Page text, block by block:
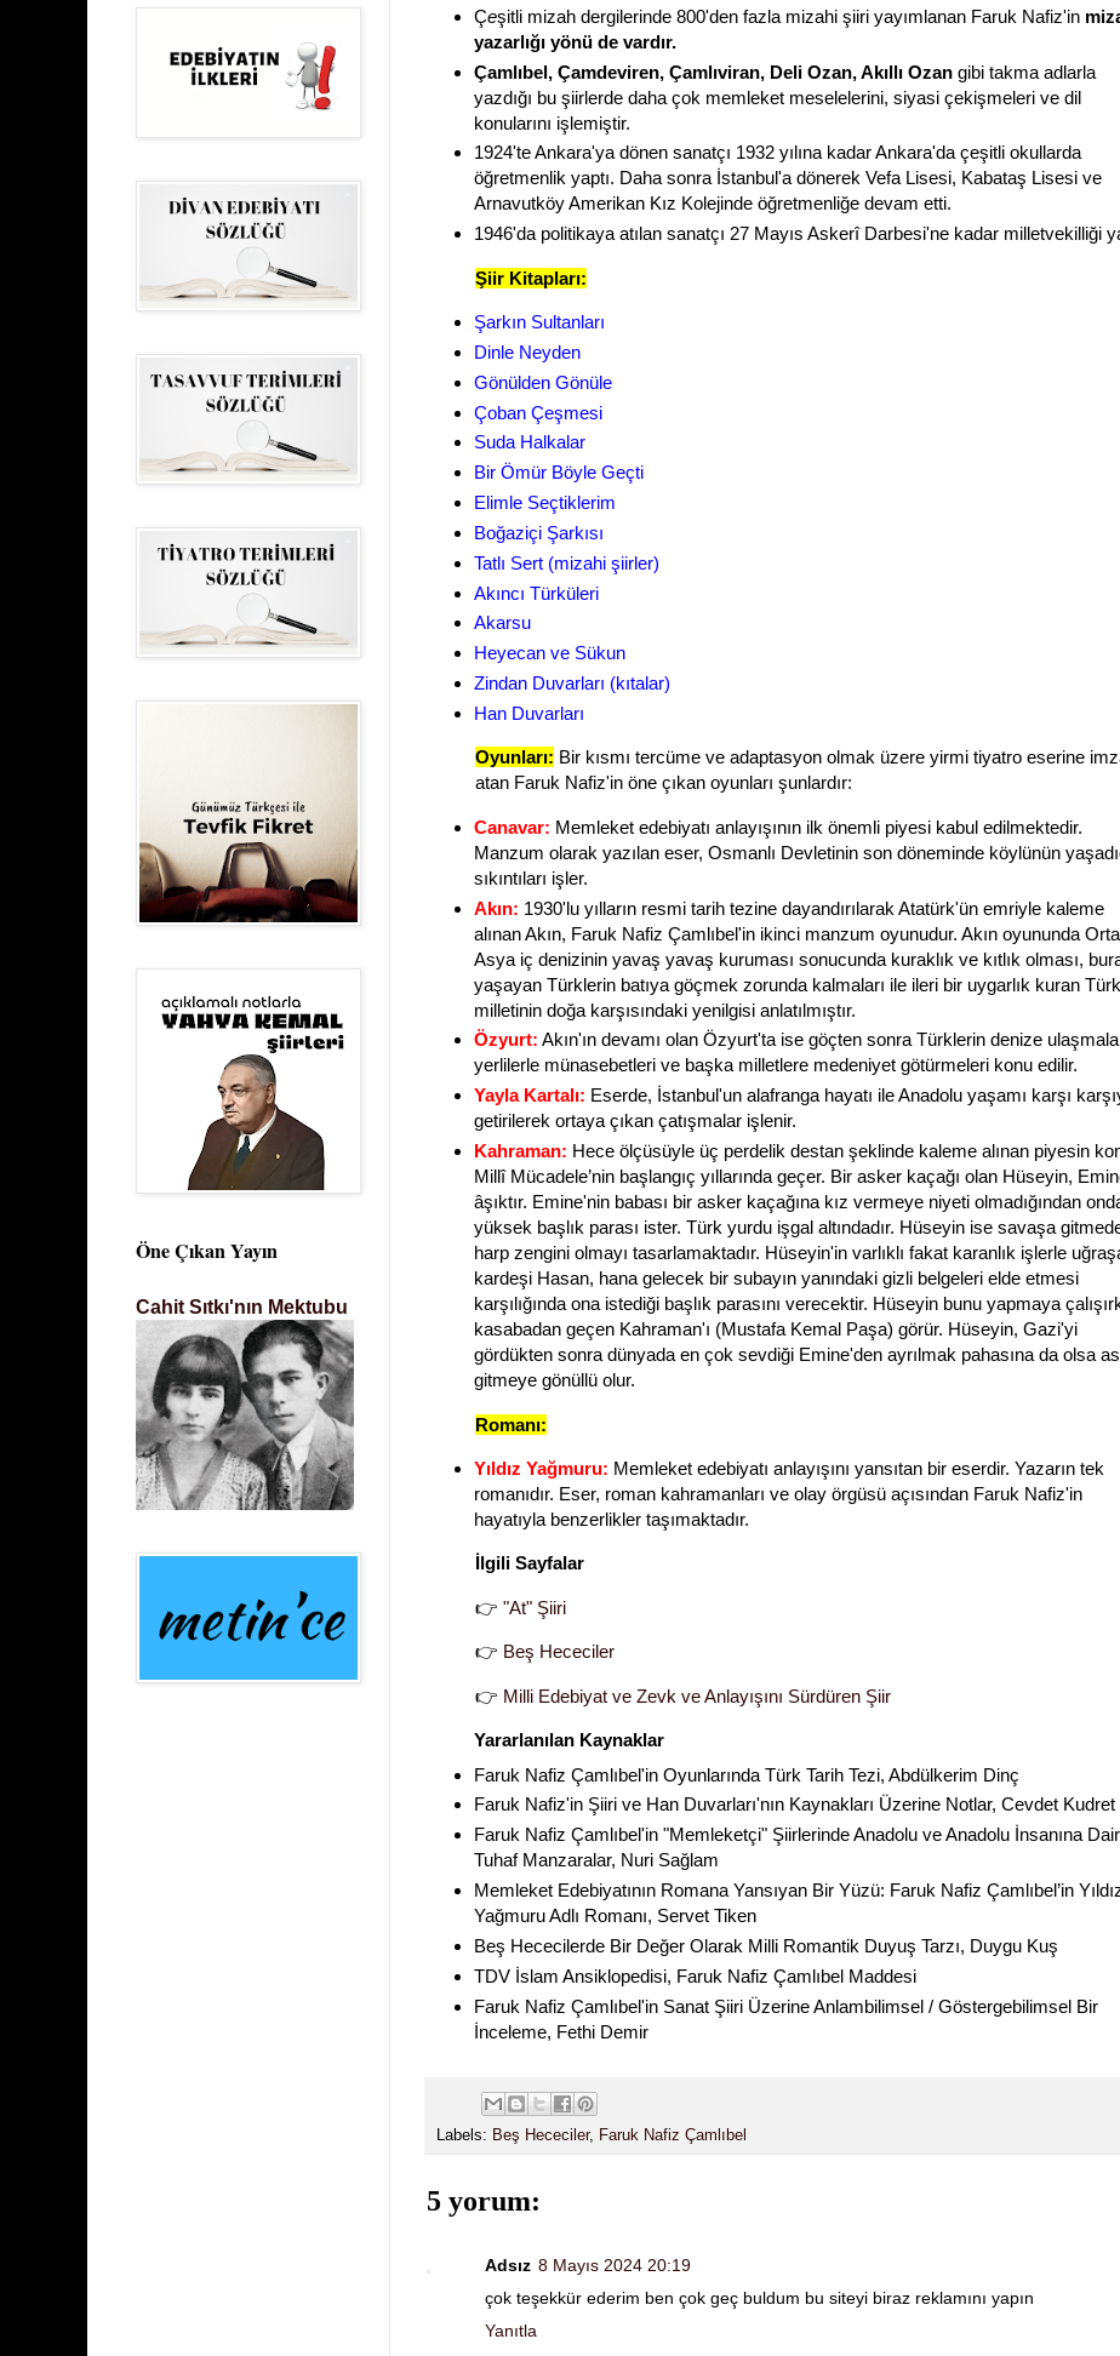
Çeşitli mizah dergilerinde 800'den fazla mizahi şiiri yayımlanan Faruk Nafiz'in
yazarlığı yönü de vardır.
Çamlıbel, Çamdeviren, Çamlıviran, Deli Ozan, Akıllı Ozangibi takma adlarla
yazdığı bu şiirlerde daha çok memleket meselelerini, siyasi çekişmeleri ve dil
konularını işlemiştir.
1924'te Ankara'ya dönen sanatçı 1932 yılına kadar Ankara'da çeşitli okullarda
öğretmenlik yaptı. Daha sonra İstanbul'a dönerek Vefa Lisesi, Kabataş Lisesi ve
Arnavutköy Amerikan Kız Kolejinde öğretmenliğe devam etti.
1946'da politikaya atılan sanatçı 27 Mayıs Askerî Darbesi'ne kadar milletvekilliği
Şiir Kitapları:
Şarkın Sultanları
Dinle Neyden
Gönülden Gönüle
Çoban Çeşmesi
Suda Halkalar
Bir Ömür Böyle Geçti
Elimle Seçtiklerim
Boğaziçi Şarkısı
Tatlı Sert (mizahi şiirler)
Akıncı Türküleri
Akarsu
Heyecan ve Sükun
Zindan Duvarları (kıtalar)
Han Duvarları
Oyunları: Bir kısmı tercüme ve adaptasyon olmak üzere yirmi tiyatro eserine
atan Faruk Nafiz'in öne çıkan oyunları şunlardır:
Canavar: Memleket edebiyatı anlayışının ilk önemli piyesi kabul edilmektedir.
Manzum olarak yazılan eser, Osmanlı Devletinin son döneminde köylünün
sıkıntıları işler.
Akın: 1930'lu yılların resmi tarih tezine dayandırılarak Atatürk'ün emriyle kaleme
alınan Akın, Faruk Nafiz Çamlıbel'in ikinci manzum oyunudur. Akın oyununda Orta
Asya iç denizinin yavaş yavaş kuruması sonucunda kuraklık ve kıtlık olması,
yaşayan Türklerin batıya göçmek zorunda kalmaları ile ileri bir uygarlık kuran Türk
milletinin doğa karşısındaki yenilgisi anlatılmıştır.
Özyurt: Akın'ın devamı olan Özyurt'ta ise göçten sonra Türklerin denize
yerlilerle münasebetleri ve başka milletlere medeniyet götürmeleri konu edilir.
Yayla Kartalı: Eserde, İstanbul'un alafranga hayatı ile Anadolu yaşamı karşı
getirilerek ortaya çıkan çatışmalar işlenir.
Kahraman: Hece ölçüsüyle üç perdelik destan şeklinde kaleme alınan piyesin
Millî Mücadele’nin başlangıç yıllarında geçer. Bir asker kaçağı olan Hüseyin,
âşıktır. Emine'nin babası bir asker kaçağına kız vermeye niyeti olmadığından
yüksek başlık parası ister. Türk yurdu işgal altındadır. Hüseyin ise savaşa
harp zengini olmayı tasarlamaktadır. Hüseyin'in varlıklı fakat karanlık işlerle
kardeşi Hasan, hana gelecek bir subayın yanındaki gizli belgeleri elde etmesi
karşılığında ona istediği başlık parasını verecektir. Hüseyin bunu yapmaya
kasabadan geçen Kahraman'ı (Mustafa Kemal Paşa) görür. Hüseyin, Gazi'yi
gördükten sonra dünyada en çok sevdiği Emine'den ayrılmak pahasına da olsa
gitmeye gönüllü olur.
Romanı:
Yıldız Yağmuru: Memleket edebiyatı anlayışını yansıtan bir eserdir. Yazarın tek
romanıdır. Eser, roman kahramanları ve olay örgüsü açısından Faruk Nafiz'in
hayatıyla benzerlikler taşımaktadır.
İlgili Sayfalar
👉 "At" Şiiri
👉 Beş Hececiler
👉 Milli Edebiyat ve Zevk ve Anlayışını Sürdüren Şiir
Yararlanılan Kaynaklar
Faruk Nafiz Çamlıbel'in Oyunlarında Türk Tarih Tezi, Abdülkerim Dinç
Faruk Nafiz'in Şiiri ve Han Duvarları'nın Kaynakları Üzerine Notlar, Cevdet Kudret
Faruk Nafiz Çamlıbel'in "Memleketçi" Şiirlerinde Anadolu ve Anadolu İnsanına Dair
Tuhaf Manzaralar, Nuri Sağlam
Memleket Edebiyatının Romana Yansıyan Bir Yüzü: Faruk Nafiz Çamlıbel’in
Yağmuru Adlı Romanı, Servet Tiken
Beş Hececilerde Bir Değer Olarak Milli Romantik Duyuş Tarzı, Duygu Kuş
TDV İslam Ansiklopedisi, Faruk Nafiz Çamlıbel Maddesi
Faruk Nafiz Çamlıbel'in Sanat Şiiri Üzerine Anlambilimsel / Göstergebilimsel Bir
İnceleme, Fethi Demir
Labels: Beş Hececiler, Faruk Nafiz Çamlıbel
5 yorum:
Adsız 8 Mayıs 2024 20:19
çok teşekkür ederim ben çok geç buldum bu siteyi biraz reklamını yapın
Yanıtla
Öne Çıkan Yayın
Cahit Sıtkı'nın Mektubu